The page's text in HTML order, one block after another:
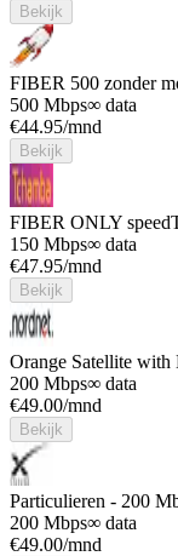
Bekijk
FIBER 500 zonder
500 Mbps∞ data
€44.95/mnd
Bekijk
FIBER ONLY speed
150 Mbps∞ data
€47.95/mnd
Bekijk
Orange Satellite with
200 Mbps∞ data
€49.00/mnd
Bekijk
Particulieren - 200
200 Mbps∞ data
€49.00/mnd